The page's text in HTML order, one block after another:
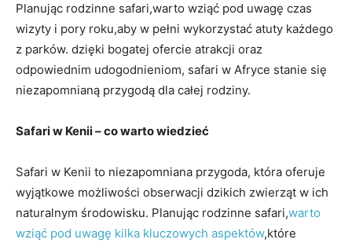
Planując rodzinne safari,warto wziąć pod uwagę czas
wizyty i pory roku,aby w ​pełni wykorzystać atuty każdego
z‍ parków. dzięki bogatej ofercie atrakcji oraz
odpowiednim udogodnieniom, safari ⁤w Afryce stanie się
niezapomnianą przygodą dla całej rodziny.
Safari w Kenii – co warto wiedzieć
Safari w Kenii ⁤to niezapomniana przygoda, która oferuje
wyjątkowe możliwości obserwacji dzikich zwierząt w ich
naturalnym środowisku. Planując rodzinne ⁢safari,warto
wziąć pod uwagę kilka kluczowych‌ aspektów,które